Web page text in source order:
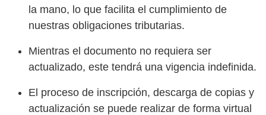
la mano, lo que facilita el cumplimiento de
nuestras obligaciones tributarias.
Mientras el documento no requiera ser
actualizado, este tendrá una vigencia indefinida.
El proceso de inscripción, descarga de copias y
actualización se puede realizar de forma virtual